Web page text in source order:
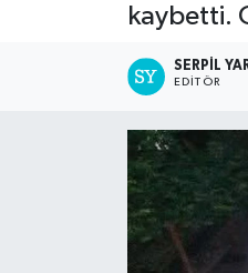
kaybetti.
SERPİL
EDITÖR